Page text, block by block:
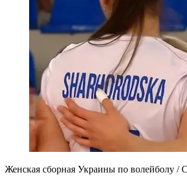
Женская сборная Украины по волейболу /